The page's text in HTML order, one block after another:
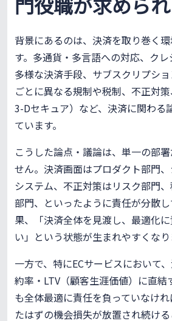
背景にあるのは、決済を取り巻く
す。多通貨・多言語への対応、ク
多様な決済手段、サブスクリプシ
ごとに異なる規制や税制、不正対
3-Dセキュア）など、決済に関わる
ています。
こうした論点・議論は、単一の部
せん。決済画面はプロダクト部門
システム、不正対策はリスク部門
部門、といったように責任が分散
果、「決済全体を見渡し、最適化
い」という状態が生まれやすくなり
一方で、特にECサービスにおいて
約率・LTV（顧客生涯価値）に直結
も全体最適に責任を負っていなけ
たはずの機会損失が放置され続け